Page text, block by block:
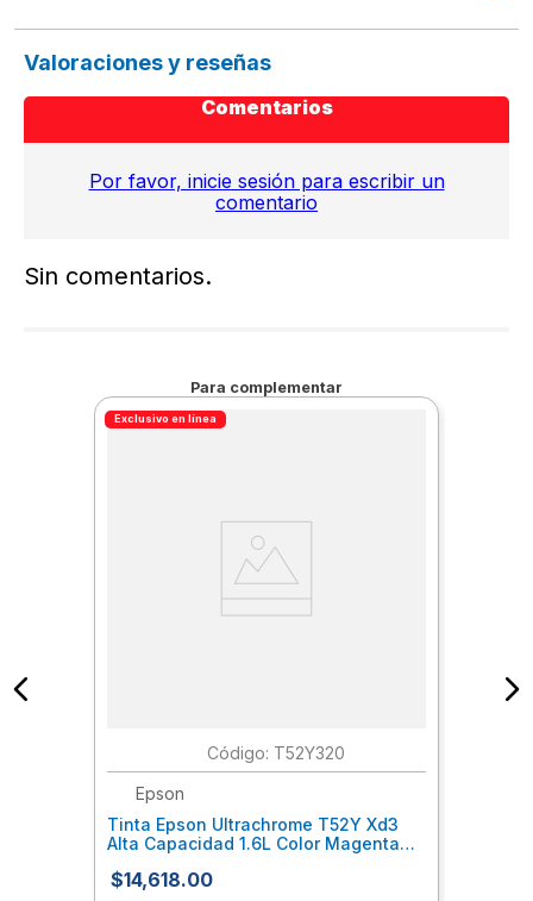
Valoraciones y reseñas
Comentarios
Por favor, inicie sesión para escribir un
comentario
Sin comentarios.
Para complementar
Exclusivo en línea
: T52Y320
Epson
Tinta Epson Ultrachrome T52Y Xd3
Alta Capacidad 1.6L Color Magenta
$14,618.00